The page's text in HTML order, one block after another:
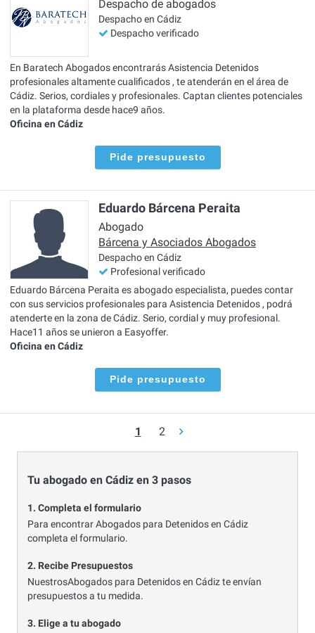
Despacho de abogados
Despacho en Cádiz
Despacho verificado
En Baratech Abogados encontrarás Asistencia Detenidos
profesionales altamente cualificados , te atenderán en el área de
Cádiz. Serios, cordiales y profesionales. Captan clientes potenciales
en la plataforma desde hace9 años.
Oficina en Cádiz
Pide presupuesto
Eduardo Bárcena Peraita
Abogado
Bárcena y Asociados Abogados
Despacho en Cádiz
Profesional verificado
Eduardo Bárcena Peraita es abogado especialista, puedes contar
con sus servicios profesionales para Asistencia Detenidos , podrá
atenderte en la zona de Cádiz. Serio, cordial y muy profesional.
Hace11 años se unieron a Easyoffer.
Oficina en Cádiz
Pide presupuesto
1 2
Tu abogado en Cádiz en 3 pasos
1. Completa el formulario
Para encontrar Abogados para Detenidos en Cádiz
completa el formulario.
2. Recibe Presupuestos
NuestrosAbogados para Detenidos en Cádiz te envían
presupuestos a tu medida.
3. Elige a tu abogado